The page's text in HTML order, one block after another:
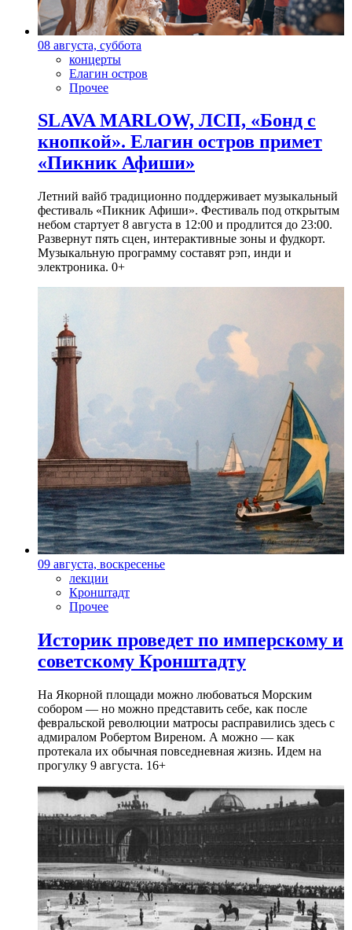
08 августа, суббота
концерты
Елагин остров
Прочее
SLAVA MARLOW, ЛСП, «Бонд с
кнопкой». Елагин остров примет
«Пикник Афиши»
Летний вайб традиционно поддерживает музыкальный
фестиваль «Пикник Афиши». Фестиваль под открытым
небом стартует 8 августа в 12:00 и продлится до 23:00.
Развернут пять сцен, интерактивные зоны и фудкорт.
Музыкальную программу составят рэп, инди и
электроника. 0+
09 августа, воскресенье
лекции
Кронштадт
Прочее
Историк проведет по имперскому и
советскому Кронштадту
На Якорной площади можно любоваться Морским
собором — но можно представить себе, как после
февральской революции матросы расправились здесь с
адмиралом Робертом Виреном. А можно — как
протекала их обычная повседневная жизнь. Идем на
прогулку 9 августа. 16+